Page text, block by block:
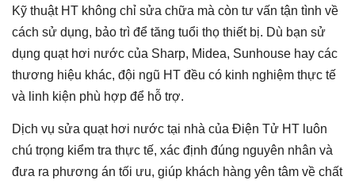
Kỹ thuật HT không chỉ sửa chữa mà còn tư vấn tận tình về
cách sử dụng, bảo trì để tăng tuổi thọ thiết bị. Dù bạn sử
dụng quạt hơi nước của Sharp, Midea, Sunhouse hay các
thương hiệu khác, đội ngũ HT đều có kinh nghiệm thực tế
và linh kiện phù hợp để hỗ trợ.
Dịch vụ sửa quạt hơi nước tại nhà của Điện Tử HT luôn
chú trọng kiểm tra thực tế, xác định đúng nguyên nhân và
đưa ra phương án tối ưu, giúp khách hàng yên tâm về chất